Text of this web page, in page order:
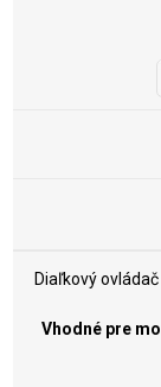
Diaľkový
Vhodné pre